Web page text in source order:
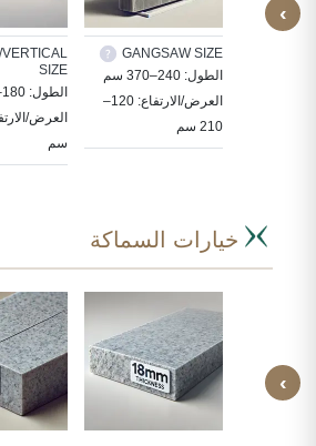
GANGSAW SIZE
الطول: 240–370 سم
العرض/الارتفاع: 120–
210 سم
SIZE
الطول: 180–360 سم
سم
›
خيارات السماكة
›